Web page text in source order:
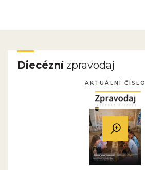
Diecéznízpravodaj
AKTUÁLNÍ ČÍSLO